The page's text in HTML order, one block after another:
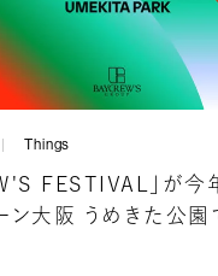
Things
FESTIVAL」が今
ン大阪 うめきた公園